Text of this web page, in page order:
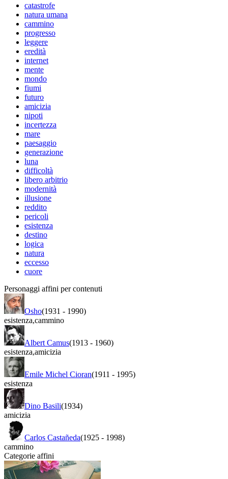
catastrofe
natura umana
cammino
progresso
leggere
eredità
internet
mente
mondo
fiumi
futuro
amicizia
nipoti
incertezza
mare
paesaggio
generazione
luna
difficoltà
libero arbitrio
modernità
illusione
reddito
pericoli
esistenza
destino
logica
natura
eccesso
cuore
Personaggi affini per contenuti
Osho(1931 - 1990)
esistenza,cammino
Albert Camus(1913 - 1960)
esistenza,amicizia
Emile Michel Cioran(1911 - 1995)
esistenza
Dino Basili(1934)
amicizia
Carlos Castañeda(1925 - 1998)
cammino
Categorie affini